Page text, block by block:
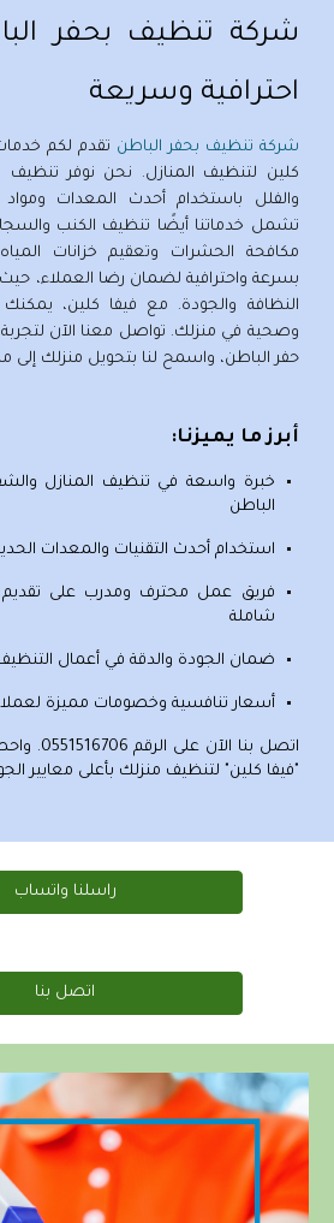
شركة تنظيف بحفر
احترافية وسريعة
شركة تنظيف بحفر الباطن تقدم لكم
كلين لتنظيف المنازل. نحن نوفر
والفلل باستخدام أحدث المعدات ومواد
تشمل خدماتنا أيضًا تنظيف الكنب والسجاد
مكافحة الحشرات وتعقيم خزانات
بسرعة واحترافية لضمان رضا العملاء، حيث
النظافة والجودة. مع فيفا كلين، يمكنك
وصحية في منزلك. تواصل معنا الآن
حفر الباطن، واسمح لنا بتحويل منزلك إلى
أبرز ما يميزنا:
خبرة واسعة في تنظيف المنازل
الباطن
استخدام أحدث التقنيات والمعدات
فريق عمل محترف ومدرب على
شاملة
ضمان الجودة والدقة في أعمال
أسعار تنافسية وخصومات مميزة
اتصل بنا الآن على الرقم 0551516706
.
"فيفا كلين" لتنظيف منزلك بأعلى معايير
راسلنا واتساب
اتصل بنا